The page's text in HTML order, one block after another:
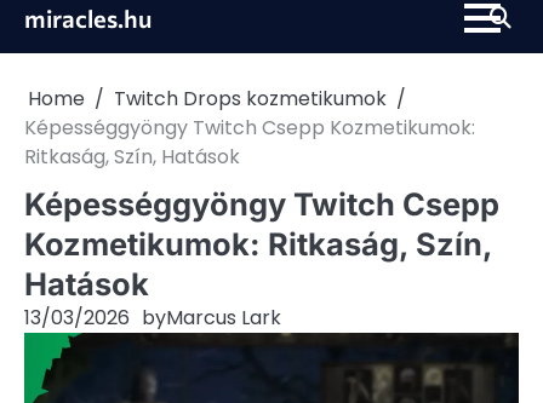
Skipmiracles.hu
Home
Twitch Drops kozmetikumok
Képességgyöngy Twitch Csepp Kozmetikumok:
Ritkaság, Szín, Hatások
Képességgyöngy Twitch Csepp
Kozmetikumok: Ritkaság, Szín,
Hatások
13/03/2026 byMarcus Lark